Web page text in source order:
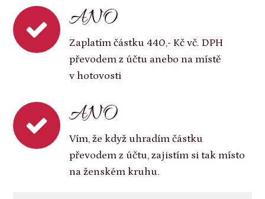
ANO
Zaplatím částku 440,- Kč vč. DPH
převodem z účtu anebo na místě
v hotovosti
ANO
Vím, že když uhradím částku
převodem z účtu, zajistím si tak místo
na ženském kruhu.